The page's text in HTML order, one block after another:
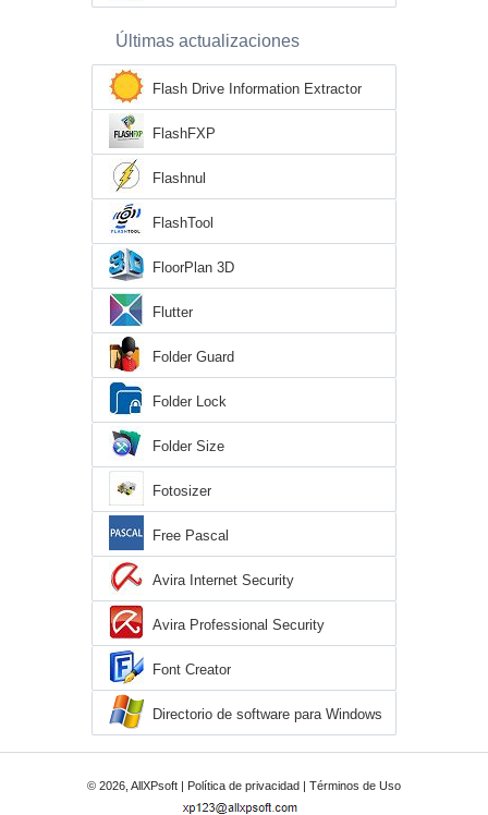
Últimas actualizaciones
Flash Drive Information Extractor
FlashFXP
Flashnul
FlashTool
FloorPlan 3D
Flutter
Folder Guard
Folder Lock
Folder Size
Fotosizer
Free Pascal
Avira Internet Security
Avira Professional Security
Font Creator
Directorio de software para Windows
XP
© 2026, AllXPsoft | Política de privacidad | Términos de Uso